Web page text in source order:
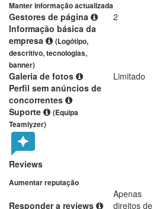
Manter informação actualizada
Gestores de página 2
Informação básica da
empresa
(Logótipo,
descritivo, tecnologias,
banner)
Galeria de fotos
Limitado
Perfil sem anúncios de
concorrentes
Suporte
(Equipa
Teamlyzer)
Reviews
Aumentar reputação
Responder a reviews
Apenas
direitos de